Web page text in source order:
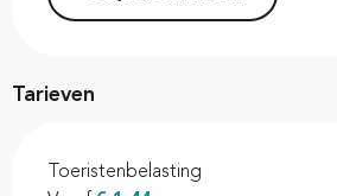
Tarieven
Toeristenbelasting